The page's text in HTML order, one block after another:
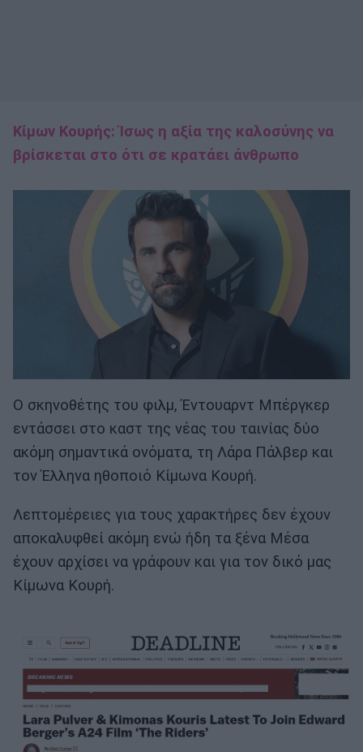
Κίμων Κουρής: Ίσως η αξία της καλοσύνης να
βρίσκεται στο ότι σε κρατάει άνθρωπο
Ο σκηνοθέτης του φιλμ, Έντουαρντ Μπέργκερ
εντάσσει στο καστ της νέας του ταινίας δύο
ακόμη σημαντικά ονόματα, τη Λάρα Πάλβερ και
τον Έλληνα ηθοποιό Κίμωνα Κουρή.
Λεπτομέρειες για τους χαρακτήρες δεν έχουν
αποκαλυφθεί ακόμη ενώ ήδη τα ξένα Μέσα
έχουν αρχίσει να γράφουν και για τον δικό μας
Κίμωνα Κουρή.